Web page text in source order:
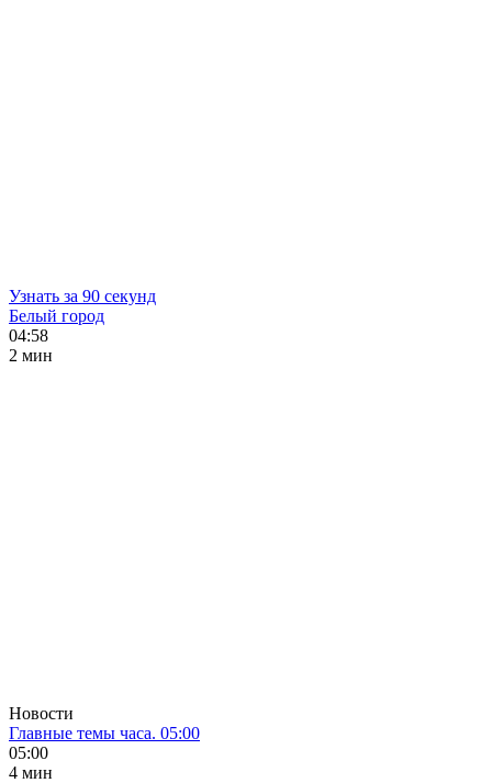
Узнать за 90 секунд
Белый город
04:58
2 мин
Новости
Главные темы часа. 05:00
05:00
4 мин